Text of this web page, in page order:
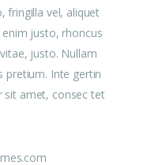
fringilla vel, aliquet
justo, rhoncus
justo. Nullam
pretium. Inte gertin
sit amet, consec tet